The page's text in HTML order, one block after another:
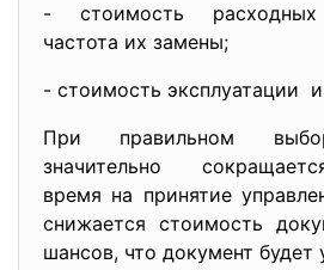
- стоимость
частота их замены;
- стоимость эксплуатации
При правильном
значительно
время на принятие
снижается стоимость
шансов, что документ будет